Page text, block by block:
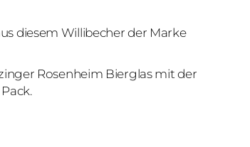
diesem Willibecher der Marke
Rosenheim Bierglas mit der